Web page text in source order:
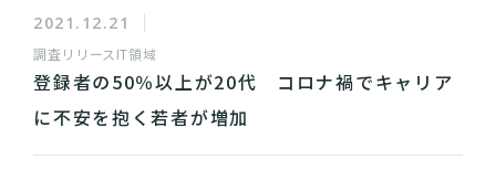
2021.12.21
調査リリース IT領域
登録者の50％以上が20代 コロナ禍でキャリア
に不安を抱く若者が増加